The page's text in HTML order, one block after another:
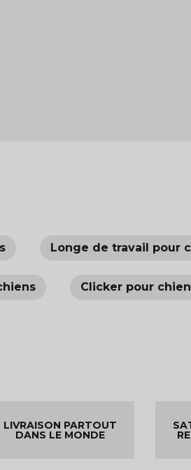
Longe de travail pour
Clicker pour
LIVRAISON PARTOUT
DANS LE MONDE